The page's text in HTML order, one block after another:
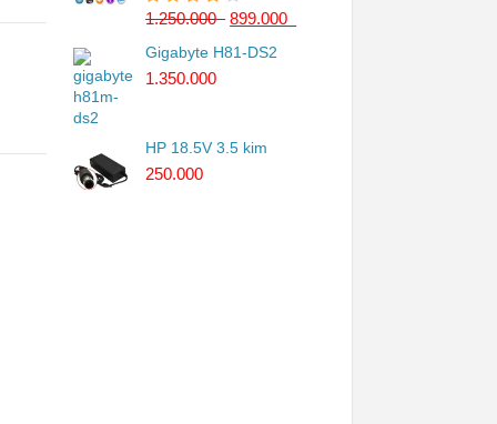
4.00trên 5
1.250.000₫ 899.000
Gigabyte H81-DS2
1.350.000
HP 18.5V 3.5 kim
250.000